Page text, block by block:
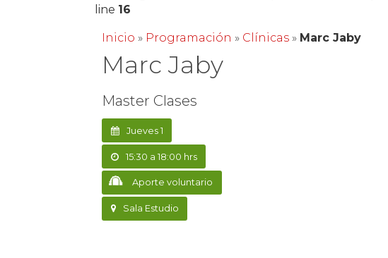
line 16
Inicio » Programación » Clínicas » Marc Jaby
Marc Jaby
Master Clases
Jueves 1
15:30 a 18:00 hrs
Aporte voluntario
Sala Estudio